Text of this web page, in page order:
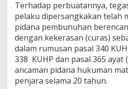
b
u
u
h
a
n
d
a
n
Terhadap perbuatannya,
pelaku dipersangkakan telah
pidana pembunuhan
dengan kekerasan (curas)
dalam rumusan pasal 340
338 KUHP dan pasal 365 ayat
ancaman pidana hukuman
penjara selama 20 tahun.